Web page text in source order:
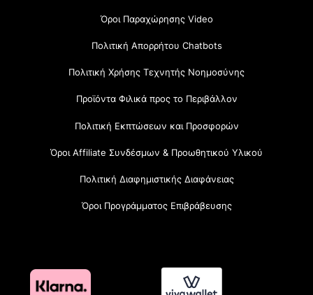
Όροι Παραχώρησης Video
Πολιτική Απορρήτου Chatbots
Πολιτική Χρήσης Τεχνητής Νοημοσύνης
Προϊόντα Φιλικά προς το Περιβάλλον
Πολιτική Εκπτώσεων και Προσφορών
Όροι Affiliate Συνδέσμων & Προωθητικού Υλικού
Πολιτική Διαφημιστικής Διαφάνειας
Όροι Προγράμματος Επιβράβευσης